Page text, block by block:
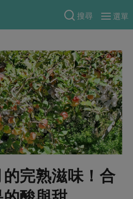
搜尋
選單
當令水果
蕈菇類
乳製品
米麵雜糧
一籃菜真心話
合作聯合國
生活提案
完熟滋味！合